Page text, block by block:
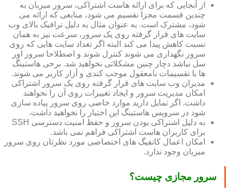
از آنجایی که برای ارائه هاست اشتراکی، سرور میزبان به
چندین قسمت مجزا تقسیم می شود، منابعی که ارائه می
شود، مشترک است. به عنوان مثال به دلیل ترافیک بالای وب
سایت های قرار گرفته روی یک سرور، سرعت نیز به همان
نسبت کاهش پیدا می کند البته اگر تعداد سایت هایی که روی
سرور نگهداری می شوند کنترل شوند و اصطلاحا سرور اور
سل نباشد دچار چنین مشکلاتی نخواهید شد. برخی هاستینگ
ها با تقسیمات نامعقول موجب کندی و آزار کاربر می شوند.
مدیران وب سایت های قرار گرفته روی یک سرور اشتراکی
امکان مدیریت سرور و ایجاد تغییرات روی آن را نخواهند
داشت. اگر تمایل دارید موارد خاصی روی سرور پیاده سازی
شود در سرویس هاستینگ این اختیار را نخواهید داشت.
به دلیل اشتراکی بودن سرور و حفظ امنیت دسترسی SSH
برای کاربران هاست اشتراکی فراهم نمی باشد.
امکان اعمال کانفیگ های اختصاصی مورد نظرتان روی سرور
میزبان وجود ندارد.
سرور مجازی چیست؟